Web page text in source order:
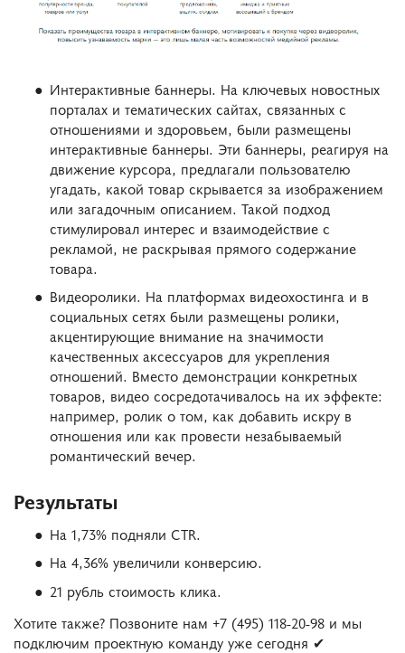
Интерактивные баннеры. На ключевых новостных
порталах и тематических сайтах, связанных с
отношениями и здоровьем, были размещены
интерактивные баннеры. Эти баннеры, реагируя на
движение курсора, предлагали пользователю
угадать, какой товар скрывается за изображением
или загадочным описанием. Такой подход
стимулировал интерес и взаимодействие с
рекламой, не раскрывая прямого содержание
товара.
Видеоролики. На платформах видеохостинга и в
социальных сетях были размещены ролики,
акцентирующие внимание на значимости
качественных аксессуаров для укрепления
отношений. Вместо демонстрации конкретных
товаров, видео сосредотачивалось на их эффекте:
например, ролик о том, как добавить искру в
отношения или как провести незабываемый
романтический вечер.
Результаты
На 1,73% подняли CTR.
На 4,36% увеличили конверсию.
21 рубль стоимость клика.
Хотите также? Позвоните нам +7 (495) 118-20-98 и мы
подключим проектную команду уже сегодня ✔